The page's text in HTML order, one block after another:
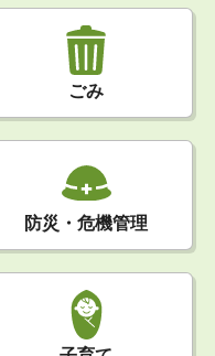
ごみ
防災・危機管理